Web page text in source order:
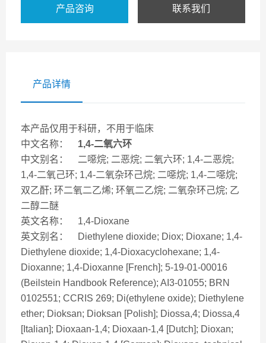
产品咨询 联系我们
产品详情
本产品仅用于科研，不用于临床
中文名称： 1,4-二氧六环
中文别名： 二噁烷; 二恶烷; 二氧六环; 1,4-二恶烷;
1,4-二氧己环; 1,4-二氧杂环己烷; 二噁烷; 1,4-二噁烷;
双乙酐; 环二氧二乙烯; 环氧二乙烷; 二氧杂环己烷; 乙
二醇二醚
英文名称： 1,4-Dioxane
英文别名： Diethylene dioxide; Diox; Dioxane; 1,4-
Diethylene dioxide; 1,4-Dioxacyclohexane; 1,4-
Dioxanne; 1,4-Dioxanne [French]; 5-19-01-00016
(Beilstein Handbook Reference); AI3-01055; BRN
0102551; CCRIS 269; Di(ethylene oxide); Diethylene
ether; Dioksan; Dioksan [Polish]; Diossa,4; Diossa,4
[Italian]; Dioxaan-1,4; Dioxaan-1,4 [Dutch]; Dioxan;